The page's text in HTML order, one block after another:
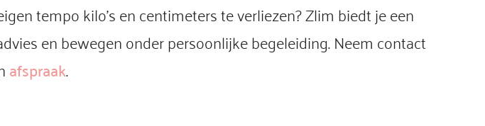
tempo kilo’s en centimeters te verliezen? Zlim biedt je een
en bewegen onder persoonlijke begeleiding. Neem contact
afspraak.